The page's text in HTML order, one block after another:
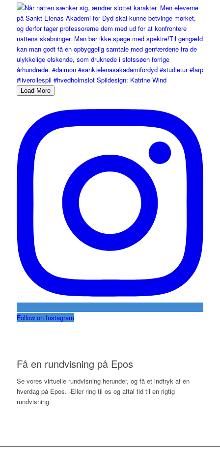
Load More
Follow on Instagram
Få en rundvisning på Epos
Se vores virtuelle rundvisning herunder, og få et indtryk af en
hverdag på Epos. -Eller ring til os og aftal tid til en rigtig
rundvisning.